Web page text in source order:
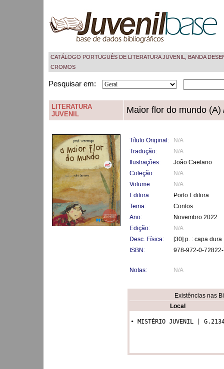
CATÁLOGO PORTUGUÊS DE LITERATURA JUVENIL, BANDA
CROMOS
Pesquisar em:
LITERATURA
JUVENIL
Maior flor do mundo (A)
Título Original:
N/A
Tradução:
N/A
Ilustrações:
João Caetano
Coleção:
N/A
Volume:
N/A
Editora:
Porto Editora
Tema:
Contos
Ano:
Novembro 2022
Edição:
N/A
Desc. Física:
[30] p. : capa dura
ISBN:
978-972-0-
Notas: N/A
Existências nas
Local
• MISTÉRIO JUVENIL |